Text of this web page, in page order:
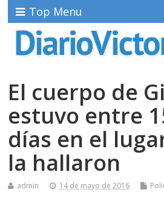
Top Menu
El cuerpo de
estuvo entre
días en el
la hallaron
admin 14 de mayo de 2016